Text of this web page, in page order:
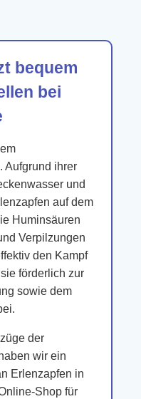
bequem
bei
Aufgrund ihrer
und
auf dem
Huminsäuren
Verpilzungen
den Kampf
förderlich zur
sowie dem
der
wir ein
Erlenzapfen in
Shop für